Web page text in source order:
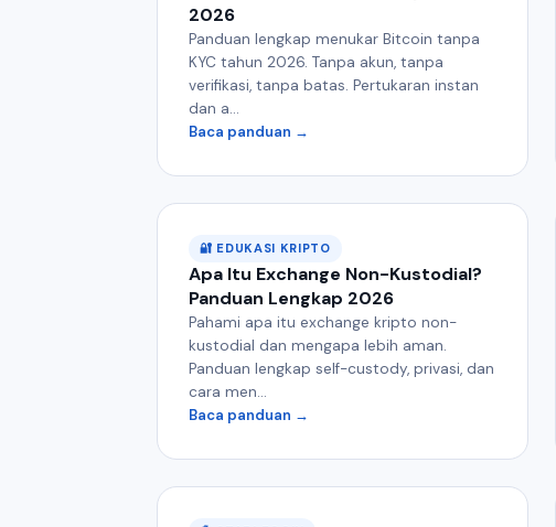
2026
Panduan lengkap menukar Bitcoin tanpa
KYC tahun 2026. Tanpa akun, tanpa
verifikasi, tanpa batas. Pertukaran instan
dan a...
Baca panduan →
🔐 EDUKASI KRIPTO
Apa Itu Exchange Non-Kustodial?
Panduan Lengkap 2026
Pahami apa itu exchange kripto non-
kustodial dan mengapa lebih aman.
Panduan lengkap self-custody, privasi, dan
cara men...
Baca panduan →